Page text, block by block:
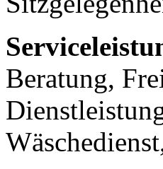
Beratung,